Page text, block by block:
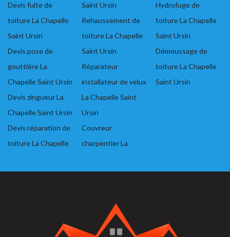
Devis fuite de
toiture La Chapelle
Saint Ursin
Devis pose de
gouttière La
Chapelle Saint Ursin
Devis zingueur La
Chapelle Saint Ursin
Devis réparation de
toiture La Chapelle
Saint Ursin
Rehaussement de
toiture La Chapelle
Saint Ursin
Réparateur
installateur de velux
La Chapelle Saint
Ursin
Couvreur
charpentier La
Hydrofuge de
toiture La Chapelle
Saint Ursin
Démoussage de
toiture La Chapelle
Saint Ursin